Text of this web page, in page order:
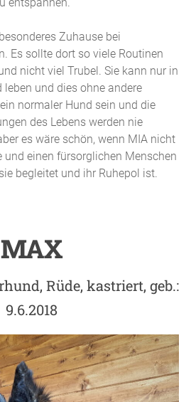
Zuhause bei
Es sollte dort so viele Routinen
nicht viel Trubel. Sie kann nur in
leben und dies ohne andere
normaler Hund sein und die
des Lebens werden nie
es wäre schön, wenn MIA nicht
einen fürsorglichen Menschen
begleitet und ihr Ruhepol ist.
MAX
Rüde, kastriert, geb.:
9.6.2018